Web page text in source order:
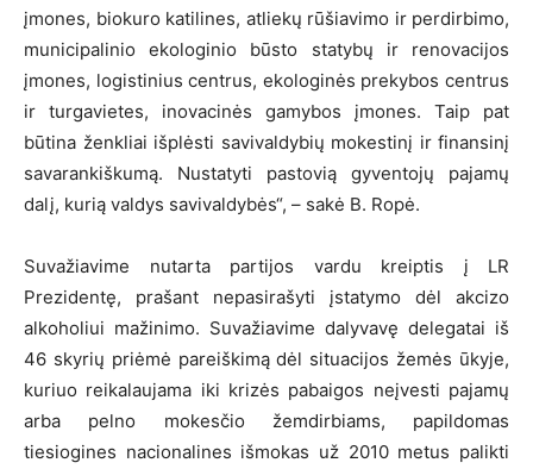
įmones, biokuro katilines, atliekų rūšiavimo ir perdirbimo,
municipalinio ekologinio būsto statybų ir renovacijos
įmones, logistinius centrus, ekologinės prekybos centrus
ir turgavietes, inovacinės gamybos įmones. Taip pat
būtina ženkliai išplėsti savivaldybių mokestinį ir finansinį
savarankiškumą. Nustatyti pastovią gyventojų pajamų
dalį, kurią valdys savivaldybės“, – sakė B. Ropė.
Suvažiavime nutarta partijos vardu kreiptis į LR
Prezidentę, prašant nepasirašyti įstatymo dėl akcizo
alkoholiui mažinimo. Suvažiavime dalyvavę delegatai iš
46 skyrių priėmė pareiškimą dėl situacijos žemės ūkyje,
kuriuo reikalaujama iki krizės pabaigos neįvesti pajamų
arba pelno mokesčio žemdirbiams, papildomas
tiesiogines nacionalines išmokas už 2010 metus palikti